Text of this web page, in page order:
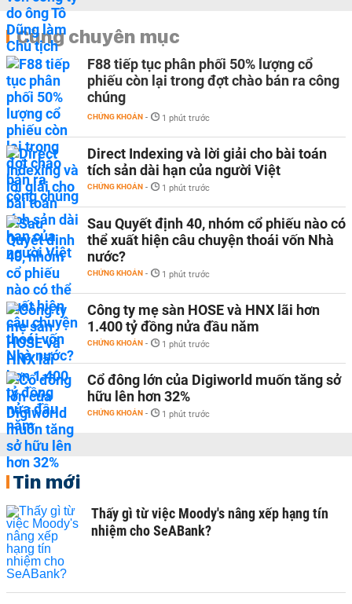
Cùng chuyên mục
F88 tiếp tục phân phối 50% lượng cổ
phiếu còn lại trong đợt chào bán ra công
chúng
CHỨNG KHOÁN - 1 phút trước
Direct Indexing và lời giải cho bài toán
tích sản dài hạn của người Việt
CHỨNG KHOÁN - 1 phút trước
Sau Quyết định 40, nhóm cổ phiếu nào có
thể xuất hiện câu chuyện thoái vốn Nhà
nước?
CHỨNG KHOÁN - 1 phút trước
Công ty mẹ sàn HOSE và HNX lãi hơn
1.400 tỷ đồng nửa đầu năm
CHỨNG KHOÁN - 1 phút trước
Cổ đông lớn của Digiworld muốn tăng sở
hữu lên hơn 32%
CHỨNG KHOÁN - 1 phút trước
Tin mới
Thấy gì từ việc Moody's nâng xếp hạng tín
nhiệm cho SeABank?